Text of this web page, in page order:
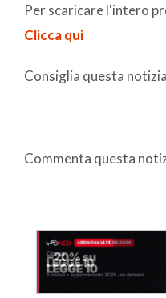
Per scaricare l'intero
Clicca qui
Consiglia questa
Commenta questa